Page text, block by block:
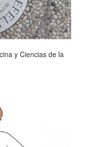
y Ciencias de la